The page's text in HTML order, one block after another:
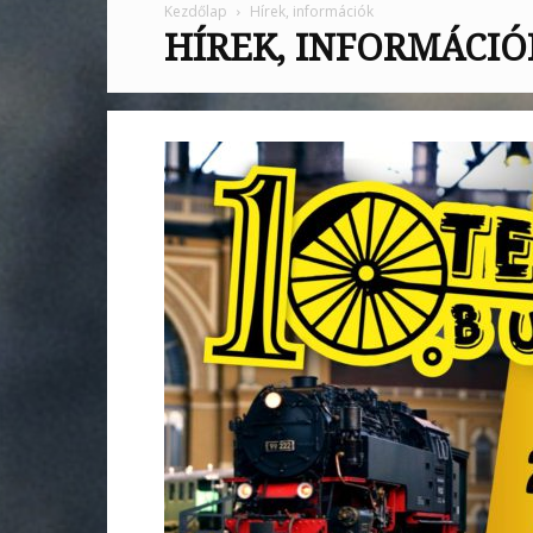
Kezdőlap Hírek, információk
HÍREK,